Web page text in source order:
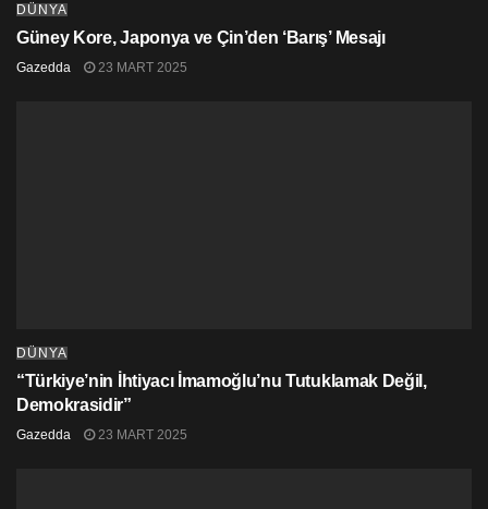
DÜNYA
Güney Kore, Japonya ve Çin’den ‘Barış’ Mesajı
Gazedda 23 MART 2025
DÜNYA
“Türkiye’nin İhtiyacı İmamoğlu’nu Tutuklamak Değil,
Demokrasidir”
Gazedda 23 MART 2025